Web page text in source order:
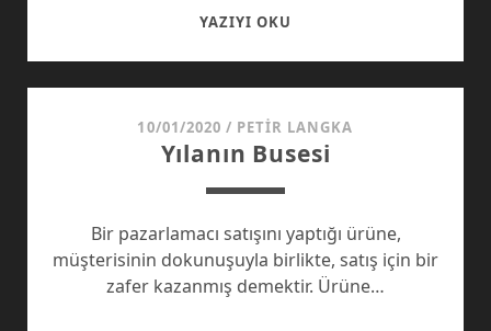
YAZIYI OKU
10/01/2020 / PETIR LANGKA
Yılanın Busesi
Bir pazarlamacı satışını yaptığı ürüne,
müşterisinin dokunuşuyla birlikte, satış için bir
zafer kazanmış demektir. Ürüne…